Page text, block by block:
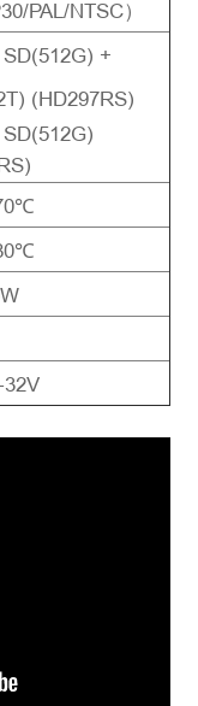
PAL/NTSC）
+
(HD297RS)
32V